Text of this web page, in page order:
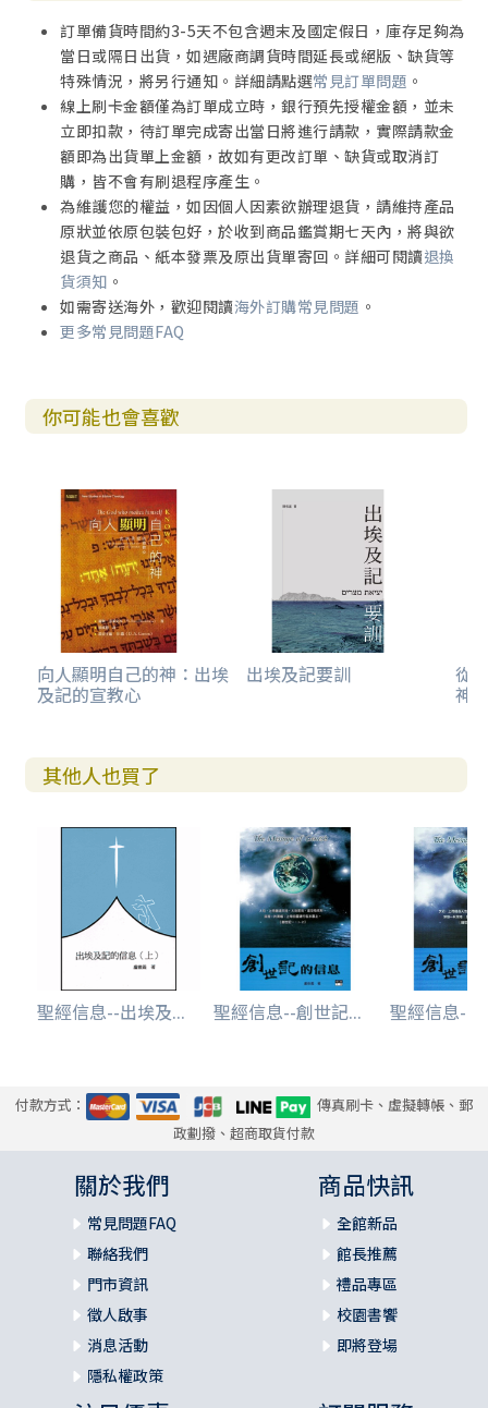
訂單備貨時間約3-5天不包含週末及國定假日，庫存足夠為
當日或隔日出貨，如遇廠商調貨時間延長或絕版、缺貨等
特殊情況，將另行通知。詳細請點選常見訂單問題 。
線上刷卡金額僅為訂單成立時，銀行預先授權金額，並未
立即扣款，待訂單完成寄出當日將進行請款，實際請款金
額即為出貨單上金額，故如有更改訂單、缺貨或取消訂
購，皆不會有刷退程序產生。
為維護您的權益，如因個人因素欲辦理退貨，請維持產品
原狀並依原包裝包好，於收到商品鑑賞期七天內，將與欲
退貨之商品、紙本發票及原出貨單寄回。詳細可閱讀退換
貨須知 。
如需寄送海外，歡迎閱讀海外訂購常見問題 。
更多常見問題FAQ
你可能也會喜歡
向人顯明自己的神：出埃
及記的宣教心
出埃及記要訓 從
神
其他人也買了
聖經信息--出埃及... 聖經信息--創世記... 聖經信息--
付款方式：
傳真刷卡、虛擬轉帳、郵
政劃撥、超商取貨付款
關於我們
常見問題FAQ
聯絡我們
門市資訊
徵人啟事
消息活動
隱私權政策
商品快訊
全館新品
館長推薦
禮品專區
校園書饗
即將登場